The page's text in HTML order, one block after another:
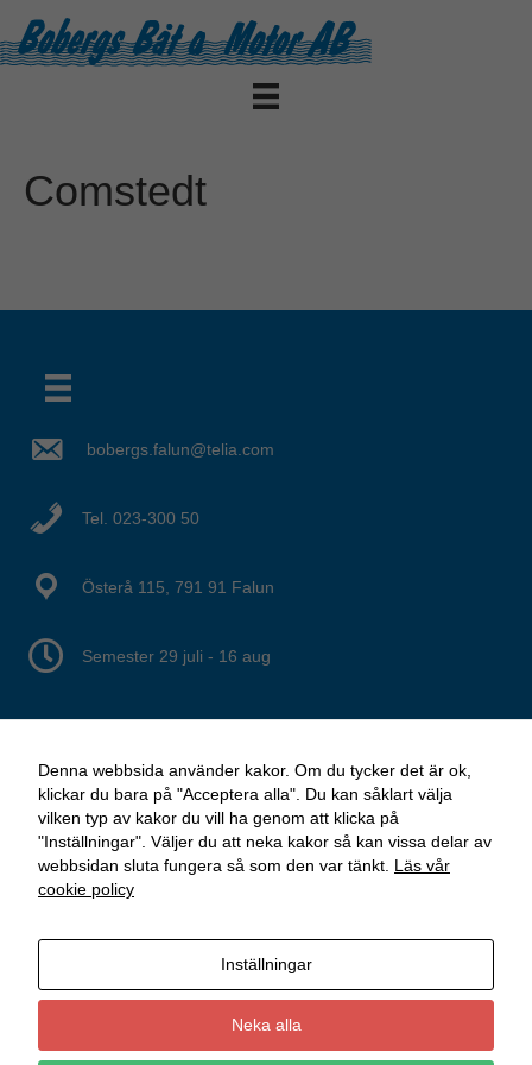
Comstedt
bobergs.falun@telia.com
Tel. 023-300 50
Österå 115, 791 91 Falun
Semester 29 juli - 16 aug
Granska dina inställningar
Denna webbsida använder kakor. Om du tycker det är ok,
klickar du bara på "Acceptera alla". Du kan såklart välja
vilken typ av kakor du vill ha genom att klicka på
"Inställningar". Väljer du att neka kakor så kan vissa delar av
webbsidan sluta fungera så som den var tänkt. Läs vår
cookie policy
Inställningar
Neka alla